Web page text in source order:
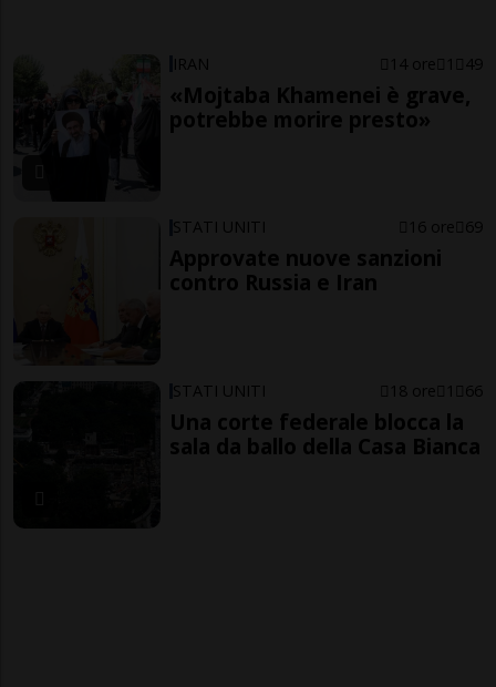
IRAN 14 ore 1 49
«Mojtaba Khamenei è grave,
potrebbe morire presto»
STATI UNITI 16 ore 69
Approvate nuove sanzioni
contro Russia e Iran
STATI UNITI 18 ore 1 66
Una corte federale blocca la
sala da ballo della Casa Bianca